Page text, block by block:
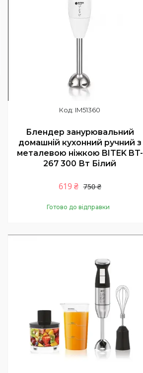
IM51360
Блендер занурювальний
домашній кухонний ручний з
металевою ніжкою BITEK BT-
267 300 Вт Білий
750 ₴
619 ₴
Готово до відправки